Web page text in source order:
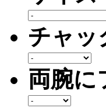
チャッ
両腕に